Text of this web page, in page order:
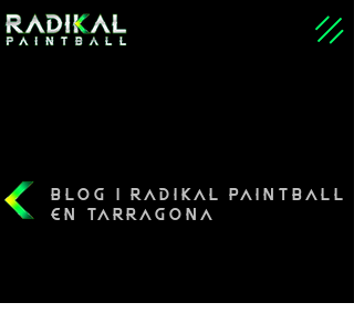
BLOG | RADIKAL PAINTBALL
EN TARRAGONA